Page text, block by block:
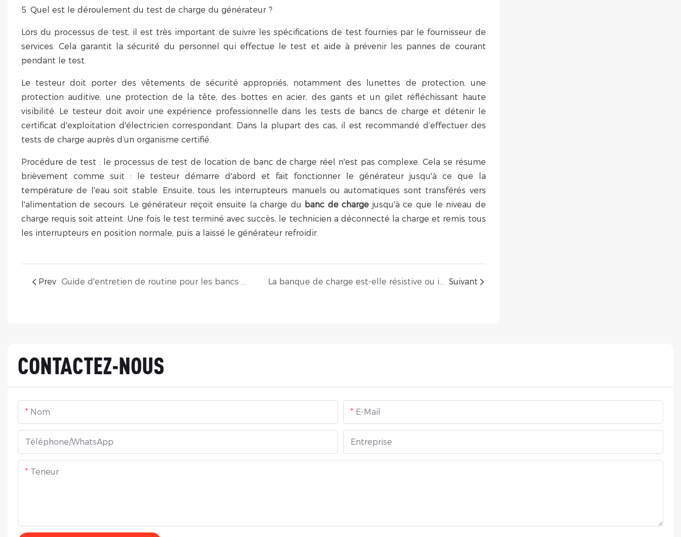
5. Quel est le déroulement du test de charge du générateur ?
Lors du processus de test, il est très important de suivre les spécifications de test fournies par le fournisseur de
services. Cela garantit la sécurité du personnel qui effectue le test et aide à prévenir les pannes de courant
pendant le test.
Le testeur doit porter des vêtements de sécurité appropriés, notamment des lunettes de protection, une
protection auditive, une protection de la tête, des bottes en acier, des gants et un gilet réfléchissant haute
visibilité. Le testeur doit avoir une expérience professionnelle dans les tests de bancs de charge et détenir le
certificat d'exploitation d'électricien correspondant. Dans la plupart des cas, il est recommandé d’effectuer des
tests de charge auprès d’un organisme certifié.
Procédure de test : le processus de test de location de banc de charge réel n'est pas complexe. Cela se résume
brièvement comme suit : le testeur démarre d'abord et fait fonctionner le générateur jusqu'à ce que la
température de l'eau soit stable. Ensuite, tous les interrupteurs manuels ou automatiques sont transférés vers
l'alimentation de secours. Le générateur reçoit ensuite la charge du banc de charge jusqu'à ce que le niveau de
charge requis soit atteint. Une fois le test terminé avec succès, le technicien a déconnecté la charge et remis tous
les interrupteurs en position normale, puis a laissé le générateur refroidir.
Prev Guide d'entretien de routine pour les bancs de charge La banque de charge est-elle résistive ou inductive, refroidie par air ou par eau, CA ou CC ? Suivant
CONTACTEZ-NOUS
Nom E-Mail
Téléphone/WhatsApp Entreprise
Teneur